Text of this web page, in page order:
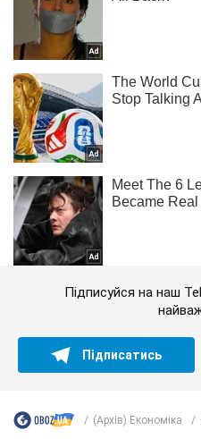
Підписуйся на наш
Підписатись
(Архів) Економіка